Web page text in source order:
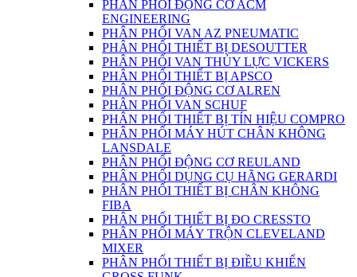
PHÂN PHỐI ĐỘNG CƠ ACM
ENGINEERING
PHÂN PHỐI VAN AZ PNEUMATIC
PHÂN PHỐI THIẾT BỊ DESOUTTER
PHÂN PHỐI VAN THỦY LỰC VICKERS
PHÂN PHỐI THIẾT BỊ APSCO
PHÂN PHỐI ĐỘNG CƠ ALREN
PHÂN PHỐI VAN SCHUF
PHÂN PHỐI THIẾT BỊ TÍN HIỆU COMPRO
PHÂN PHỐI MÁY HÚT CHÂN KHÔNG
LANSDALE
PHÂN PHỐI ĐỘNG CƠ REULAND
PHÂN PHỐI DỤNG CỤ HÃNG GERARDI
PHÂN PHỐI THIẾT BỊ CHÂN KHÔNG
FIBA
PHÂN PHỐI THIẾT BỊ ĐO CRESSTO
PHÂN PHỐI MÁY TRỘN CLEVELAND
MIXER
PHÂN PHỐI THIẾT BỊ ĐIỀU KHIỂN